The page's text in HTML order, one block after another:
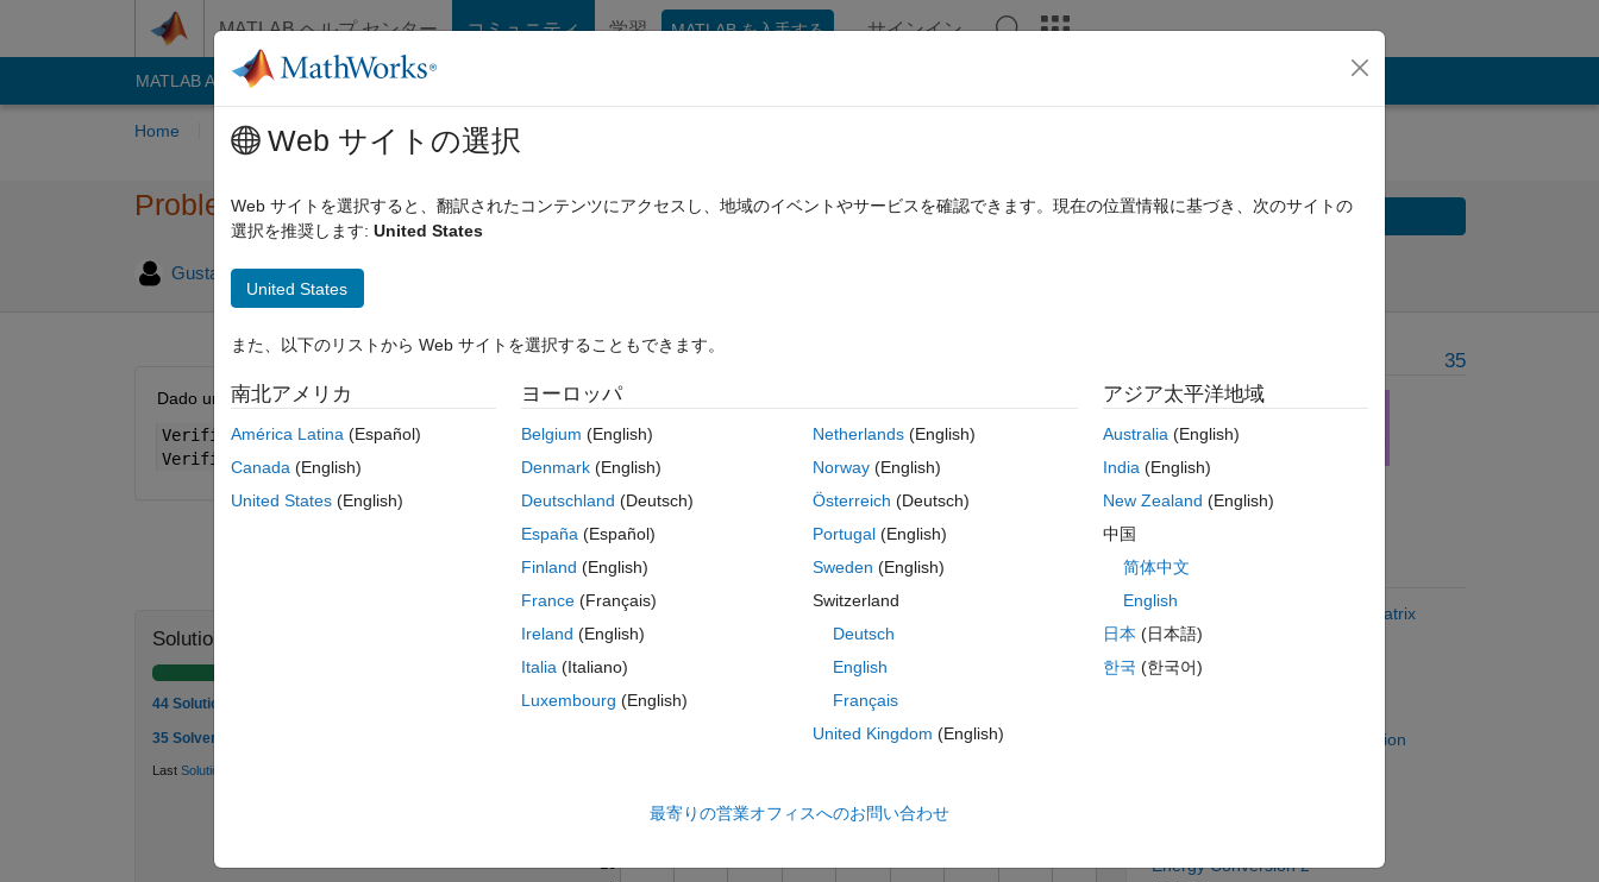
MATLAB ヘルプ センター コミュニティ 学習 MATLAB を入手する サインイン
MATLAB Answers File Exchange
Home Problem Groups Problems Players
Problem 55860. Número Repetido
Gustavo Oliveira 35 solvers
Solve
Dado um número inteiro N, verifique se o número é composto apenas do mesmo inteiro
VerificaRepetido(123) = false;
VerificaRepetido(111) = true;
Solve
Solution Stats
44 Solutions
35 Solvers
Last Solution
Last 200 Solutions
70
35
Suggested Problems
Sum of diagonal of a square matrix
1645 Solvers
Do you like your boss?
Matlab Basics II - Unit Conversion
Energy Conversion 2
Web サイトの選択
Web サイトを選択すると、翻訳されたコンテンツにアクセスし、地域のイベントやサービスを確認できます。現在の位置情報に基づき、次のサイトの
選択を推奨します: United States
United States
また、以下のリストから Web サイトを選択することもできます。
南北アメリカ
América Latina (Español)
Canada (English)
United States (English)
ヨーロッパ
Belgium (English)
Denmark (English)
Deutschland (Deutsch)
España (Español)
Finland (English)
France (Français)
Ireland (English)
Italia (Italiano)
Luxembourg (English)
Netherlands(English)
Norway(English)
Österreich (Deutsch)
Portugal(English)
Sweden (English)
Switzerland
Deutsch
English
Français
United Kingdom (English)
アジア太平洋地域
Australia(English)
India(English)
New Zealand (English)
中国
简体中文
English
日本 (日本語)
한국 (한국어)
最寄りの営業オフィスへのお問い合わせ